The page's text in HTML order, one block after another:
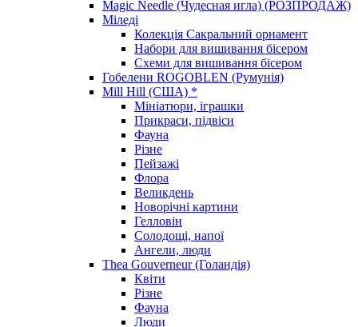
Magic Needle (Чудесная игла) (РОЗПРОДАЖ)
Міледі
Колекція Сакральний орнамент
Набори для вишивання бісером
Схеми для вишивання бісером
Гобелени ROGOBLEN (Румунія)
Mill Hill (США) *
Мініатюри, іграшки
Прикраси, підвіси
Фауна
Різне
Пейзажі
Флора
Великдень
Новорічні картини
Гелловін
Солодощі, напої
Ангели, люди
Thea Gouverneur (Голандія)
Квіти
Різне
Фауна
Люди